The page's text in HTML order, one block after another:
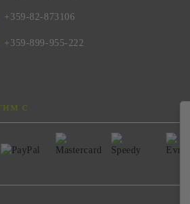
+359-82-873106
+359-899-955-222
с